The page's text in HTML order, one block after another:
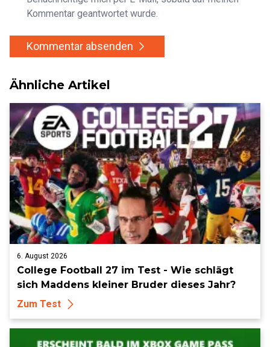
Kommentar geantwortet wurde.
Kommentar absenden
Ähnliche Artikel
6. August 2026
College Football 27 im Test - Wie schlägt
sich Maddens kleiner Bruder dieses Jahr?
Zum Test